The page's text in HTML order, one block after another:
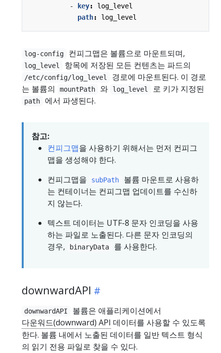
-
key:
log_level
path: log_level
log-config 컨피그맵은 볼륨으로 마운트되며,
log_level 항목에 저장된 모든 컨텐츠는 파드의
/etc/config/log_level
경로에 마운트된다. 이 경로
는 볼륨의
mountPath 와 log_level 로 키가 지정된
path 에서 파생된다.
참고:
컨피그맵을 사용하기 위해서는 먼저 컨피그
맵을 생성해야 한다.
컨피그맵을
subPath
볼륨 마운트로 사용하
는 컨테이너는 컨피그맵 업데이트를 수신하
지 않는다.
텍스트 데이터는 UTF-8 문자 인코딩을 사용
하는 파일로 노출된다. 다른 문자 인코딩의
경우,
binaryData 를 사용한다.
downwardAPI
downwardAPI
볼륨은 애플리케이션에서
다운워드(downward) API 데이터를 사용할 수 있도록
한다. 볼륨 내에서 노출된 데이터를 일반 텍스트 형식
의 읽기 전용 파일로 찾을 수 있다.